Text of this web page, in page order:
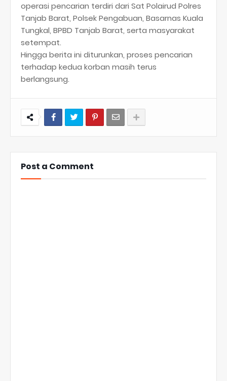
operasi pencarian terdiri dari Sat Polairud Polres
Tanjab Barat, Polsek Pengabuan, Basarnas Kuala
Tungkal, BPBD Tanjab Barat, serta masyarakat
setempat.
Hingga berita ini diturunkan, proses pencarian
terhadap kedua korban masih terus
berlangsung.
Post a Comment